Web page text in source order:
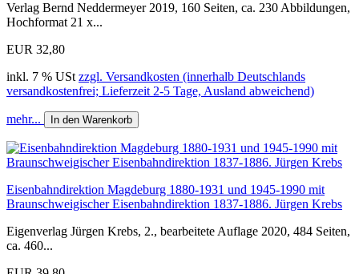
Verlag Bernd Neddermeyer 2019, 160 Seiten, ca. 230 Abbildungen,
Hochformat 21 x...
EUR 32,80
inkl. 7 % USt zzgl. Versandkosten (innerhalb Deutschlands
versandkostenfrei; Lieferzeit 2-5 Tage, Ausland abweichend)
mehr... In den Warenkorb
Eisenbahndirektion Magdeburg 1880-1931 und 1945-1990 mit
Braunschweigischer Eisenbahndirektion 1837-1886. Jürgen Krebs
Eigenverlag Jürgen Krebs, 2., bearbeitete Auflage 2020, 484 Seiten,
ca. 460...